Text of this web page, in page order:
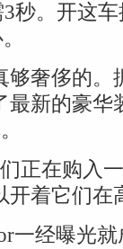
。开这车
奢侈的。
最新的豪华
在购入一
着它们在
经曝光就